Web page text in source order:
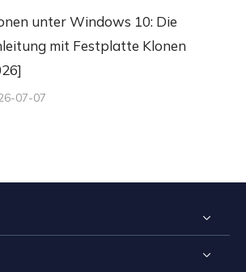
unter Windows 10: Die
mit Festplatte Klonen
07-07